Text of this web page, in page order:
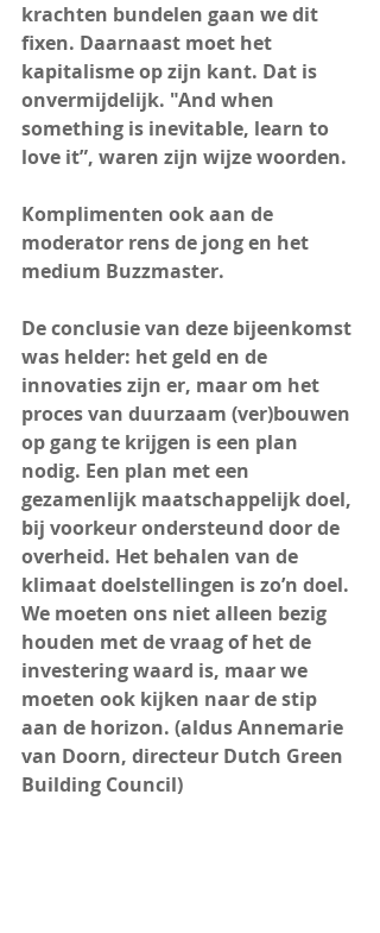
krachten bundelen gaan we dit
fixen. Daarnaast moet het
kapitalisme op zijn kant. Dat is
onvermijdelijk. "And when
something is inevitable, learn to
love it”, waren zijn wijze woorden.
Komplimenten ook aan de
moderator rens de jong en het
medium Buzzmaster.
De conclusie van deze bijeenkomst
was helder: het geld en de
innovaties zijn er, maar om het
proces van duurzaam (ver)bouwen
op gang te krijgen is een plan
nodig. Een plan met een
gezamenlijk maatschappelijk doel,
bij voorkeur ondersteund door de
overheid. Het behalen van de
klimaat doelstellingen is zo’n doel.
We moeten ons niet alleen bezig
houden met de vraag of het de
investering waard is, maar we
moeten ook kijken naar de stip
aan de horizon. (aldus Annemarie
van Doorn, directeur Dutch Green
Building Council)